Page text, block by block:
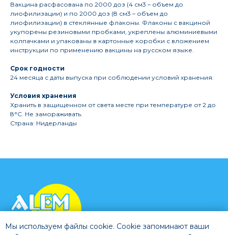
Мы используем файлы cookie. Cookie запоминают ваши
Вакцина расфасована по 2000 доз (4 см3 – объем до
лиофилизации) и по 2000 доз (8 см3 – объем до
лиофилизации) в стеклянные флаконы. Флаконы с вакциной
укупорены резиновыми пробками, укреплены алюминиевыми
колпачками и упакованы в картонные коробки с вложением
инструкции по применению вакцины на русском языке.
Срок годности
24 месяца с даты выпуска при соблюдении условий хранения.
Условия хранения
Хранить в защищенном от света месте при температуре от 2 до
8°С. Не замораживать.
Страна: Нидерланды